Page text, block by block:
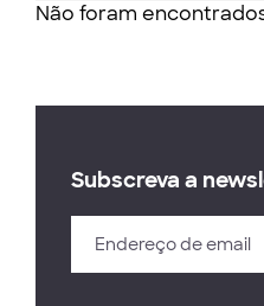
Não foram
Subscreva a